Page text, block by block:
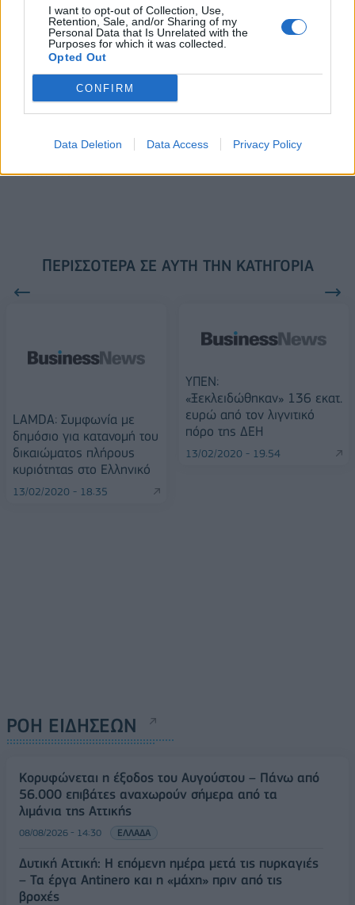
I want to opt-out of Collection, Use,
Retention, Sale, and/or Sharing of my
Personal Data that Is Unrelated with the
Purposes for which it was collected.
Opted Out
CONFIRM
Data Deletion Data Access Privacy Policy
συνεργασίας τους μέχρι το
2028
18η συνεχόμενη χρονιά για τον ΟΤΕ στη διεθνή σειρά δεικτών
FTSE4Good
πύλες του σε όλους
ΠΕΡΙΣΣΌΤΕΡΑ ΣΕ ΑΥΤΉ ΤΗΝ ΚΑΤΗΓΟΡΊΑ
LAMDA: Συμφωνία με
δημόσιο για κατανομή του
δικαιώματος πλήρους
κυριότητας στο Ελληνικό
13/02/2020 - 18:35
ΥΠΕΝ:
«Ξεκλειδώθηκαν» 136 εκατ.
ευρώ από τον λιγνιτικό
πόρο της ΔΕΗ
13/02/2020 - 19:54
ΡΟΗ ΕΙΔΗΣΕΩΝ
Κορυφώνεται η έξοδος του Αυγούστου – Πάνω από
56.000 επιβάτες αναχωρούν σήμερα από τα
λιμάνια της Αττικής
08/08/2026 - 14:30 ΕΛΛΑΔΑ
Δυτική Αττική: Η επόμενη ημέρα μετά τις πυρκαγιές
– Τα έργα Antinero και η «μάχη» πριν από τις
βροχές